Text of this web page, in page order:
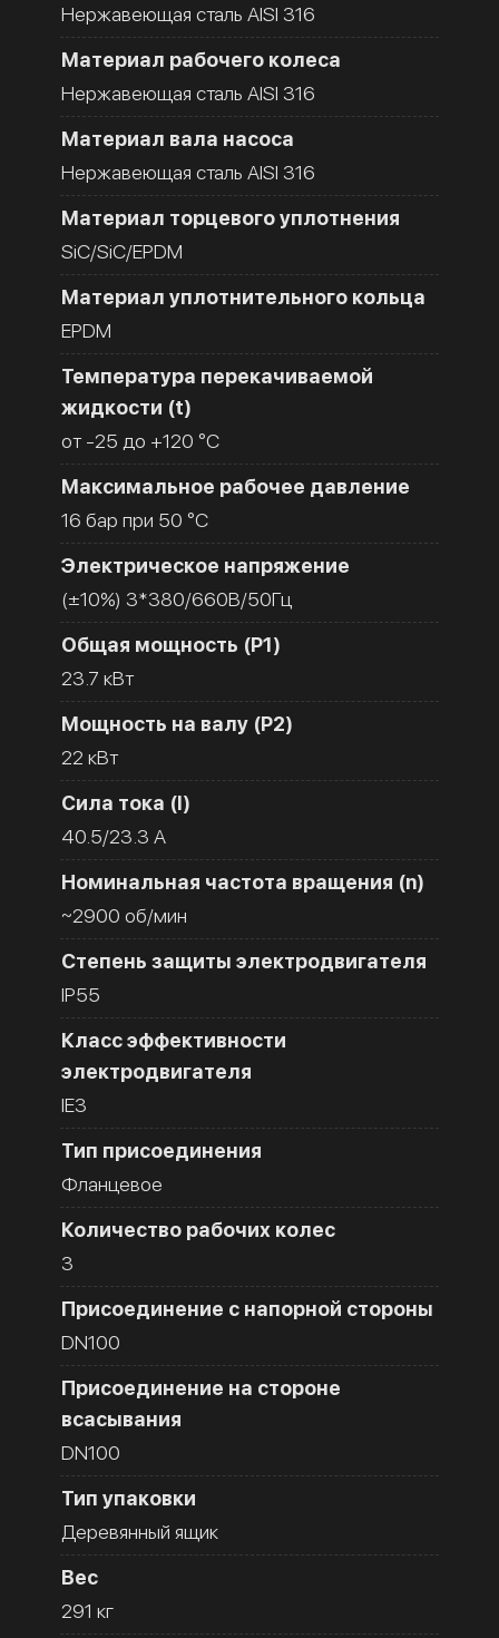
Нержавеющая сталь AISI 316
Материал рабочего колеса
Нержавеющая сталь AISI 316
Материал вала насоса
Нержавеющая сталь AISI 316
Материал торцевого уплотнения
SiC/SiC/EPDM
Материал уплотнительного кольца
EPDM
Температура перекачиваемой
жидкости (t)
от -25 до +120 °C
Максимальное рабочее давление
16 бар при 50 °C
Электрическое напряжение
(±10%) 3*380/660В/50Гц
Общая мощность (Р1)
23.7 кВт
Мощность на валу (Р2)
22 кВт
Сила тока (I)
40.5/23.3 A
Номинальная частота вращения (n)
~2900 об/мин
Степень защиты электродвигателя
IP55
Класс эффективности
электродвигателя
IE3
Тип присоединения
Фланцевое
Количество рабочих колес
3
Присоединение с напорной стороны
DN100
Присоединение на стороне
всасывания
DN100
Тип упаковки
Деревянный ящик
Вес
291 кг